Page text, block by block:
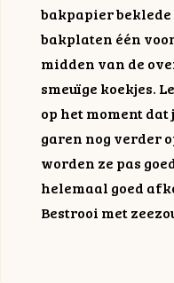
bakpapier
bakplaten één
midden van de
smeuïge koekjes.
op het moment dat
garen nog verder
worden ze pas
helemaal goed
Bestrooi met